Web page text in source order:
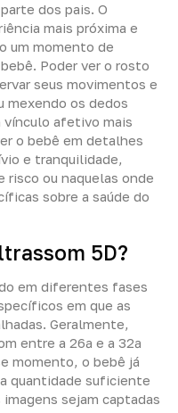
dos pais. O
mais próxima e
um momento de
Poder ver o rosto
seus movimentos e
mexendo os dedos
vínculo afetivo mais
o bebê em detalhes
e tranquilidade,
ou naquelas onde
sobre a saúde do
5D?
em diferentes fases
em que as
Geralmente,
entre a 26ª e a 32ª
momento, o bebê já
quantidade suficiente
sejam captadas